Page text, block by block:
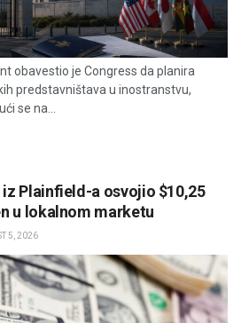
obavestio je Congress da planira
predstavništava u inostranstvu,
se na...
Plainfield-a osvojio $10,25
u lokalnom marketu
5, 2026